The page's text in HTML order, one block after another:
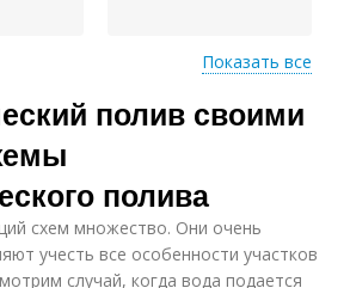
медицинских
Показать все
полив своими
полива
схем множество. Они очень
учесть все особенности участков
случай, когда вода подается